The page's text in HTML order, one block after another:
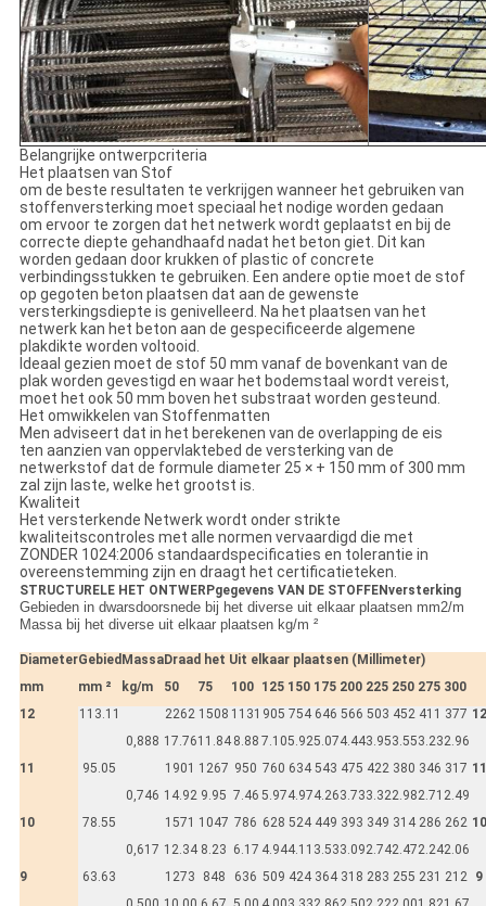
Belangrijke ontwerpcriteria
Het plaatsen van Stof
om de beste resultaten te verkrijgen wanneer het gebruiken van
stoffenversterking moet speciaal het nodige worden gedaan
om ervoor te zorgen dat het netwerk wordt geplaatst en bij de
correcte diepte gehandhaafd nadat het beton giet. Dit kan
worden gedaan door krukken of plastic of concrete
verbindingsstukken te gebruiken. Een andere optie moet de stof
op gegoten beton plaatsen dat aan de gewenste
versterkingsdiepte is genivelleerd. Na het plaatsen van het
netwerk kan het beton aan de gespecificeerde algemene
plakdikte worden voltooid.
Ideaal gezien moet de stof 50 mm vanaf de bovenkant van de
plak worden gevestigd en waar het bodemstaal wordt vereist,
moet het ook 50 mm boven het substraat worden gesteund.
Het omwikkelen van Stoffenmatten
Men adviseert dat in het berekenen van de overlapping de eis
ten aanzien van oppervlaktebed de versterking van de
netwerkstof dat de formule diameter 25 × + 150 mm of 300 mm
zal zijn laste, welke het grootst is.
Kwaliteit
Het versterkende Netwerk wordt onder strikte
kwaliteitscontroles met alle normen vervaardigd die met
ZONDER 1024:2006 standaardspecificaties en tolerantie in
overeenstemming zijn en draagt het certificatieteken.
STRUCTURELE HET ONTWERPgegevens VAN DE STOFFENversterking
Gebieden in dwarsdoorsnede bij het diverse uit elkaar plaatsen mm2/m
Massa bij het diverse uit elkaar plaatsen kg/m ²
DiameterGebied MassaDraad het Uit elkaar plaatsen (Millimeter)
mm
mm ² kg/m 50 75 100 125 150 175 200 225 250 275 300
12
113.11 2262 1508 1131 905 754 646 566 503 452 411 377 12
0,888 17.7611.84 8.88 7.105.925.074.443.953.553.232.96
11
95.05 1901 1267 950 760 634 543 475 422 380 346 317 11
0,746 14.92 9.95 7.46 5.974.974.263.733.322.982.71 2.49
10
78.55 1571 1047 786 628 524 449 393 349 314 286 262 10
0,617 12.34 8.23 6.17 4.944.11 3.533.092.742.472.242.06
9
63.63 1273 848 636 509 424 364 318 283 255 231 212 9